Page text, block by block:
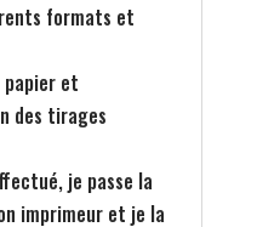
formats et
papier et
des tirages
je passe la
imprimeur et je la